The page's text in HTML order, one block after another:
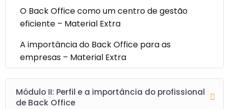
O Back Office como um centro de gestão
eficiente – Material Extra
A importância do Back Office para as
empresas – Material Extra
Módulo II: Perfil e a importância do profissional
de Back Office